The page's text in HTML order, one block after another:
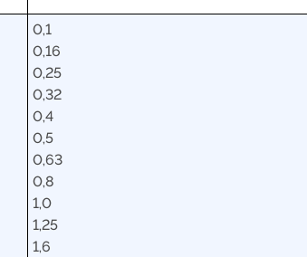
0,1
0,16
0,25
0,32
0,4
0,5
0,63
0,8
1,0
1,25
1,6